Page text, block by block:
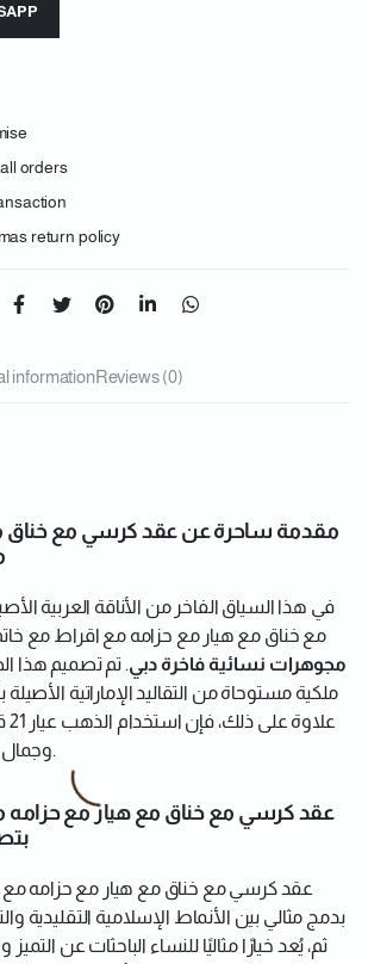
orders
return policy
informationReviews (0)
مقدمة ساحرة عن عقد كرسي مع خناق
في هذا السياق الفاخر من الأناقة العربية
مع خناق مع هيار مع حزامه مع اقراط مع
مجوهرات نسائية فاخرة دبي. تم تصميم هذا
ملكية مستوحاة من التقاليد الإماراتية
وجمال هذه التحفة المميزة.
عقد كرسي مع خناق مع هيار مع حزامه
عقد كرسي مع خناق مع هيار مع حزامه مع
بدمج مثالي بين الأنماط الإسلامية التقليدية
ثم، يُعد خيارًا مثاليًا للنساء الباحثات عن التميز